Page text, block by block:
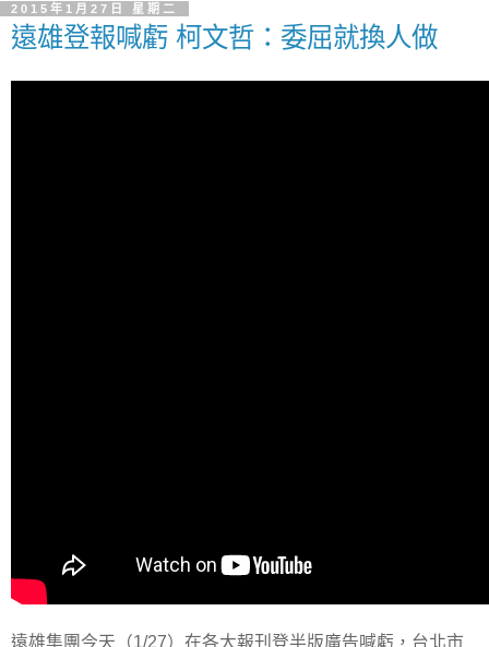
2015年1月27日 星期二
遠雄登報喊虧 柯文哲：委屈就換人做
遠雄集團今天（1/27）在各大報刊登半版廣告喊虧，台北市